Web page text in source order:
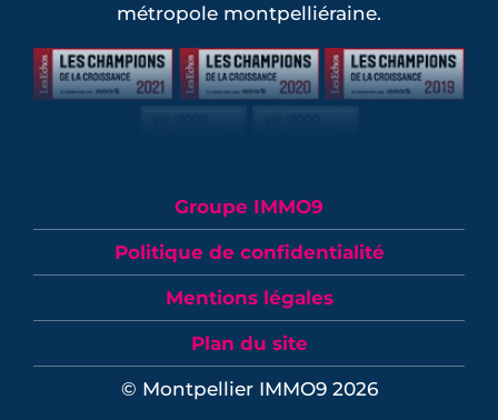
métropole montpelliéraine.
Groupe IMMO9
Politique de confidentialité
Mentions légales
Plan du site
© Montpellier IMMO9 2026